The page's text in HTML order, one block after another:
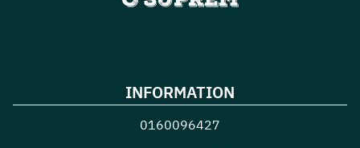
INFORMATION
0160096427